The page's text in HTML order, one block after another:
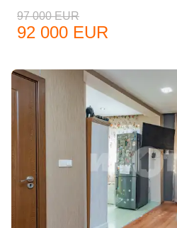
97 000 EUR
92 000 EUR